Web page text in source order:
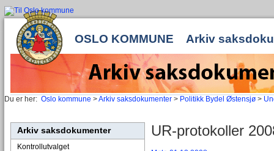
OSLO KOMMUNE Arkiv
Du er her: Oslo kommune >Arkiv saksdokumenter > Politikk Bydel Østensjø >
Arkiv saksdokumenter
Kontrollutvalget
UR-protokoller